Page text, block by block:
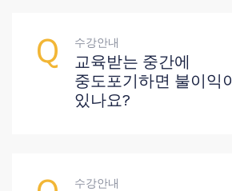
수강안내
교육받는 중간에
중도포기하면 불이익이
있나요?
수강안내